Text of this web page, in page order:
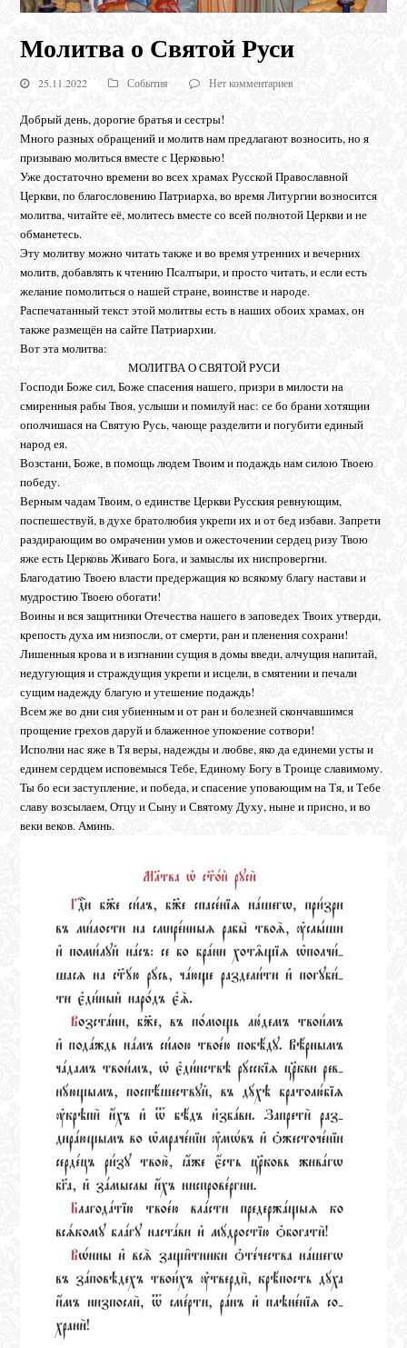
Молитва о Святой Руси
25.11.2022 События Нет комментариев
Добрый день, дорогие братья и сестры!
Много разных обращений и молитв нам предлагают возносить, но я
призываю молиться вместе с Церковью!
Уже достаточно времени во всех храмах Русской Православной
Церкви, по благословению Патриарха, во время Литургии возносится
молитва, читайте её, молитесь вместе со всей полнотой Церкви и не
обманетесь.
Эту молитву можно читать также и во время утренних и вечерних
молитв, добавлять к чтению Псалтыри, и просто читать, и если есть
желание помолиться о нашей стране, воинстве и народе.
Распечатанный текст этой молитвы есть в наших обоих храмах, он
также размещён на сайте Патриархии.
Вот эта молитва:
МОЛИТВА О СВЯТОЙ РУСИ
Господи Боже сил, Боже спасения нашего, призри в милости на
смиренныя рабы Твоя, услыши и помилуй нас: се бо брани хотящии
ополчишася на Святую Русь, чающе разделити и погубити единый
народ ея.
Возстани, Боже, в помощь людем Твоим и подаждь нам силою Твоею
победу.
Верным чадам Твоим, о единстве Церкви Русския ревнующим,
поспешествуй, в духе братолюбия укрепи их и от бед избави. Запрети
раздирающим во омрачении умов и ожесточении сердец ризу Твою
яже есть Церковь Живаго Бога, и замыслы их ниспровергни.
Благодатию Твоею власти предержащия ко всякому благу настави и
мудростию Твоею обогати!
Воины и вся защитники Отечества нашего в заповедех Твоих утверди,
крепость духа им низпосли, от смерти, ран и пленения сохрани!
Лишенныя крова и в изгнании сущия в домы введи, алчущия напитай,
недугующия и страждущия укрепи и исцели, в смятении и печали
сущим надежду благую и утешение подаждь!
Всем же во дни сия убиенным и от ран и болезней скончавшимся
прощение грехов даруй и блаженное упокоение сотвори!
Исполни нас яже в Тя веры, надежды и любве, яко да единеми усты и
единем сердцем исповемыся Тебе, Единому Богу в Троице славимому.
Ты бо еси заступление, и победа, и спасение уповающим на Тя, и Тебе
славу возсылаем, Отцу и Сыну и Святому Духу, ныне и присно, и во
веки веков. Аминь.